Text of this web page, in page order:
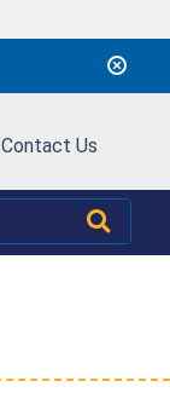
Contact Us